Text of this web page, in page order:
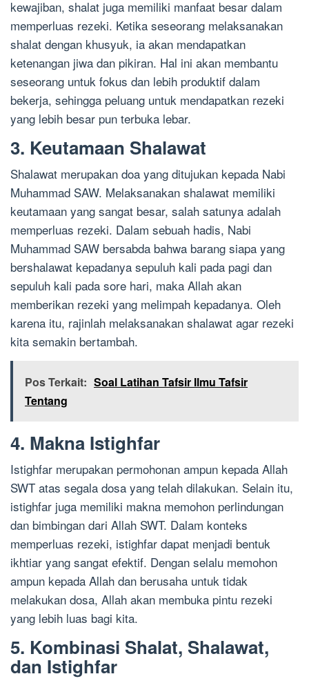
kewajiban, shalat juga memiliki manfaat besar dalam
memperluas rezeki. Ketika seseorang melaksanakan
shalat dengan khusyuk, ia akan mendapatkan
ketenangan jiwa dan pikiran. Hal ini akan membantu
seseorang untuk fokus dan lebih produktif dalam
bekerja, sehingga peluang untuk mendapatkan rezeki
yang lebih besar pun terbuka lebar.
3. Keutamaan Shalawat
Shalawat merupakan doa yang ditujukan kepada Nabi
Muhammad SAW. Melaksanakan shalawat memiliki
keutamaan yang sangat besar, salah satunya adalah
memperluas rezeki. Dalam sebuah hadis, Nabi
Muhammad SAW bersabda bahwa barang siapa yang
bershalawat kepadanya sepuluh kali pada pagi dan
sepuluh kali pada sore hari, maka Allah akan
memberikan rezeki yang melimpah kepadanya. Oleh
karena itu, rajinlah melaksanakan shalawat agar rezeki
kita semakin bertambah.
Pos Terkait: Soal Latihan Tafsir Ilmu Tafsir
Tentang
4. Makna Istighfar
Istighfar merupakan permohonan ampun kepada Allah
SWT atas segala dosa yang telah dilakukan. Selain itu,
istighfar juga memiliki makna memohon perlindungan
dan bimbingan dari Allah SWT. Dalam konteks
memperluas rezeki, istighfar dapat menjadi bentuk
ikhtiar yang sangat efektif. Dengan selalu memohon
ampun kepada Allah dan berusaha untuk tidak
melakukan dosa, Allah akan membuka pintu rezeki
yang lebih luas bagi kita.
5. Kombinasi Shalat, Shalawat,
dan Istighfar